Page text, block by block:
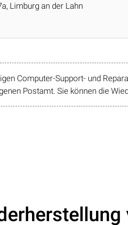
Limburg an der Lahn
Computer-Support- und
Postamt. Sie können die